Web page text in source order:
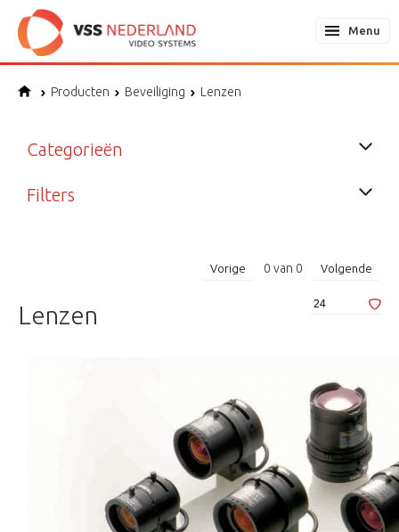
Menu
Producten Beveiliging Lenzen
Categorieën
Filters
Vorige 0 van 0 Volgende
Lenzen